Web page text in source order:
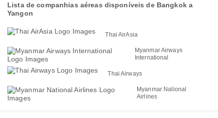
Lista de companhias aéreas disponíveis de Bangkok a
Yangon
Thai AirAsia
Myanmar Airways
International
Thai Airways
Myanmar National
Airlines